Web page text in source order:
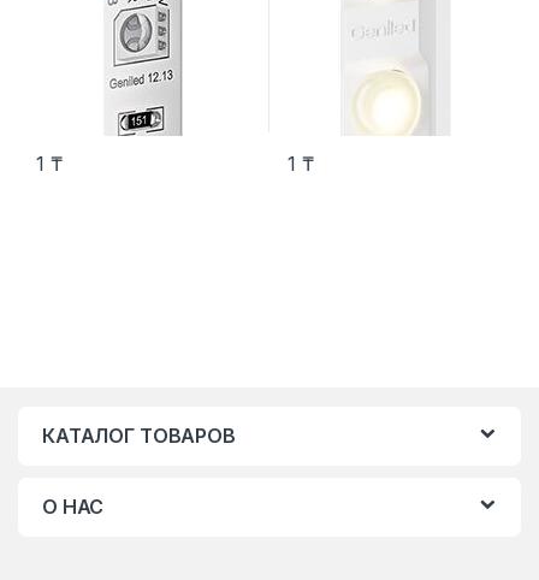
1 ₸ 1 ₸
КАТАЛОГ ТОВАРОВ
О НАС